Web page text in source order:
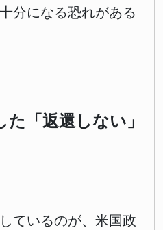
分になる恐れがある
「返還しない」
ているのが、米国政